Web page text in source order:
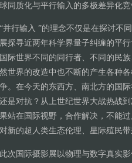
球同质化与平行输入的多极差异化
“并行输入 ”的理念不仅是在探讨不
展探寻近两年科学界量子纠缠的平
国际世界不同的同行者、不同的民
然世界的改造中也不断的产生各种
争。在今天的东西方、南北方的国
还是对抗？从上世纪世界大战热战
果站在国际视野，合作解决，不能
对新的超人类生态伦理、星际殖民
此次国际摄影展以物理与数字真实